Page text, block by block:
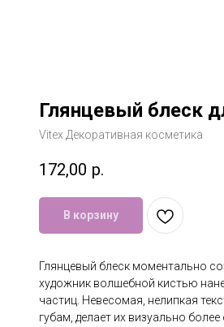
Глянцевый блеск
Vitex Декоративная косметика
172,00 р.
В корзину
Глянцевый блеск моментально
художник волшебной кистью
частиц. Невесомая, нелипкая
губам, делает их визуально